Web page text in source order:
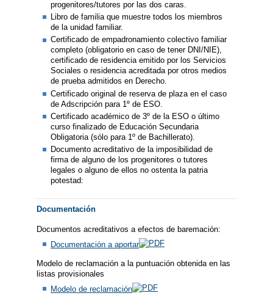
progenitores/tutores por las dos caras.
Libro de familia que muestre todos los miembros
de la unidad familiar.
Certificado de empadronamiento colectivo familiar
completo (obligatorio en caso de tener DNI/NIE),
certificado de residencia emitido por los Servicios
Sociales o residencia acreditada por otros medios
de prueba admitidos en Derecho.
Certificado original de reserva de plaza en el caso
de Adscripción para 1º de ESO.
Certificado académico de 3º de la ESO o último
curso finalizado de Educación Secundaria
Obligatoria (sólo para 1º de Bachillerato).
Documento acreditativo de la imposibilidad de
firma de alguno de los progenitores o tutores
legales o alguno de ellos no ostenta la patria
potestad:
Documentación
Documentos acreditativos a efectos de baremación:
Documentación a aportar
Modelo de reclamación a la puntuación obtenida en las
listas provisionales
Modelo de reclamación